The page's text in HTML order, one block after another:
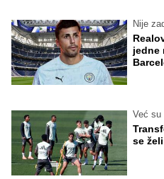
Nije
jedne
Već su
se